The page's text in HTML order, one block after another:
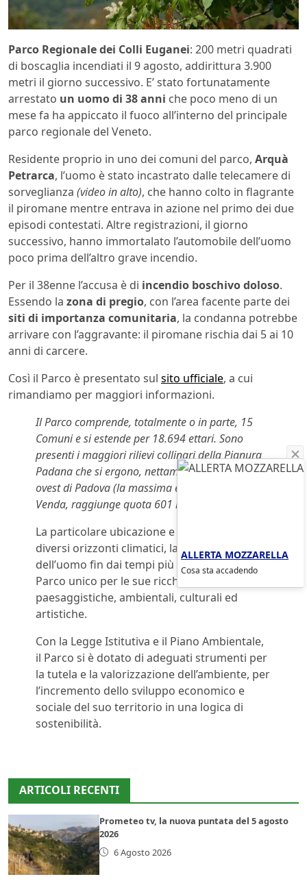
Parco Regionale dei Colli Euganei: 200 metri quadrati
di boscaglia incendiati il 9 agosto, addirittura 3.900
metri il giorno successivo. E’ stato fortunatamente
arrestato un uomo di 38 anni che poco meno di un
mese fa ha appiccato il fuoco all’interno del principale
parco regionale del Veneto.
Residente proprio in uno dei comuni del parco, Arquà
Petrarca, l’uomo è stato incastrato dalle telecamere di
sorveglianza (video in alto), che hanno colto in flagrante
il piromane mentre entrava in azione nel primo dei due
episodi contestati. Altre registrazioni, il giorno
successivo, hanno immortalato l’automobile dell’uomo
poco prima dell’altro grave incendio.
Per il 38enne l’accusa è di incendio boschivo doloso.
Essendo la zona di pregio, con l’area facente parte dei
siti di importanza comunitaria, la condanna potrebbe
arrivare con l’aggravante: il piromane rischia dai 5 ai 10
anni di carcere.
Così il Parco è presentato sul sito ufficiale, a cui
rimandiamo per maggiori informazioni.
Il Parco comprende, totalmente o in parte, 15
Comuni e si estende per 18.694 ettari. Sono
presenti i maggiori rilievi collinari della Pianura
Padana che si ergono, nettamente isolati, a sud-
ovest di Padova (la massima elevazione, il Monte
Venda, raggiunge quota 601 m).
La particolare ubicazione e genesi vulcanica, i
diversi orizzonti climatici, la presenza attiva
dell’uomo fin dai tempi più remoti, rendono il
Parco unico per le sue ricchezze naturali,
paesaggistiche, ambientali, culturali ed
artistiche.
Con la Legge Istitutiva e il Piano Ambientale,
il Parco si è dotato di adeguati strumenti per
la tutela e la valorizzazione dell’ambiente, per
l’incremento dello sviluppo economico e
sociale del suo territorio in una logica di
sostenibilità.
ARTICOLI RECENTI
Prometeo tv, la nuova puntata del 5 agosto
2026
6 Agosto 2026
ALLERTA MOZZARELLA
Cosa sta accadendo